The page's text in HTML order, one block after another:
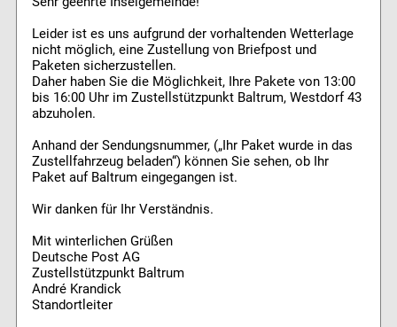
Leider ist es uns aufgrund der vorhaltenden Wetterlage
nicht möglich, eine Zustellung von Briefpost und
Paketen sicherzustellen.
Daher haben Sie die Möglichkeit, Ihre Pakete von 13:00
bis 16:00 Uhr im Zustellstützpunkt Baltrum, Westdorf 43
abzuholen.
Anhand der Sendungsnummer, („Ihr Paket wurde in das
Zustellfahrzeug beladen“) können Sie sehen, ob Ihr
Paket auf Baltrum eingegangen ist.
Wir danken für Ihr Verständnis.
Mit winterlichen Grüßen
Deutsche Post AG
Zustellstützpunkt Baltrum
André Krandick
Standortleiter